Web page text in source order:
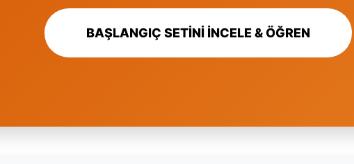
BAŞLANGIÇ SETİNİ İNCELE & ÖĞREN